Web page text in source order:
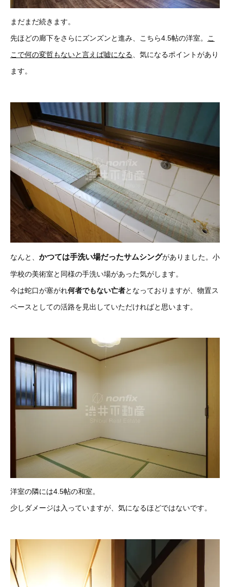
まだまだ続きます。
先ほどの廊下をさらにズンズンと進み、こちら4.5帖の洋室。 こ
こで何の変哲もないと言えば嘘になる、気になるポイントがあり
ます。
なんと、 かつては手洗い場だったサムシングがありました。小
学校の美術室と同様の手洗い場があった気がします。
今は蛇口が塞がれ何者でもない亡者となっておりますが、物置ス
ペースとしての活路を見出していただければと思います。
洋室の隣には4.5帖の和室。
少しダメージは入っていますが、気になるほどではないです。